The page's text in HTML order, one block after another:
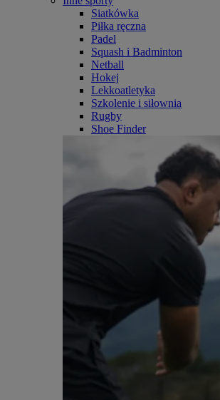
Siatkówka
Piłka ręczna
Padel
Squash i Badminton
Netball
Hokej
Lekkoatletyka
Szkolenie i siłownia
Rugby
Shoe Finder